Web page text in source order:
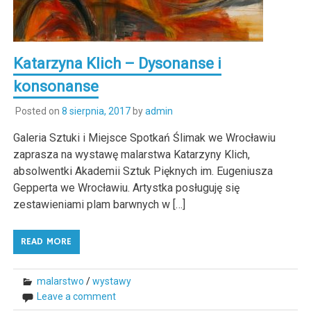
Katarzyna Klich – Dysonanse i
konsonanse
Posted on 8 sierpnia, 2017byadmin
Galeria Sztuki i Miejsce Spotkań Ślimak we Wrocławiu
zaprasza na wystawę malarstwa Katarzyny Klich,
absolwentki Akademii Sztuk Pięknych im. Eugeniusza
Gepperta we Wrocławiu. Artystka posługuję się
zestawieniami plam barwnych w […]
READ MORE
malarstwo /wystawy
Leave a comment